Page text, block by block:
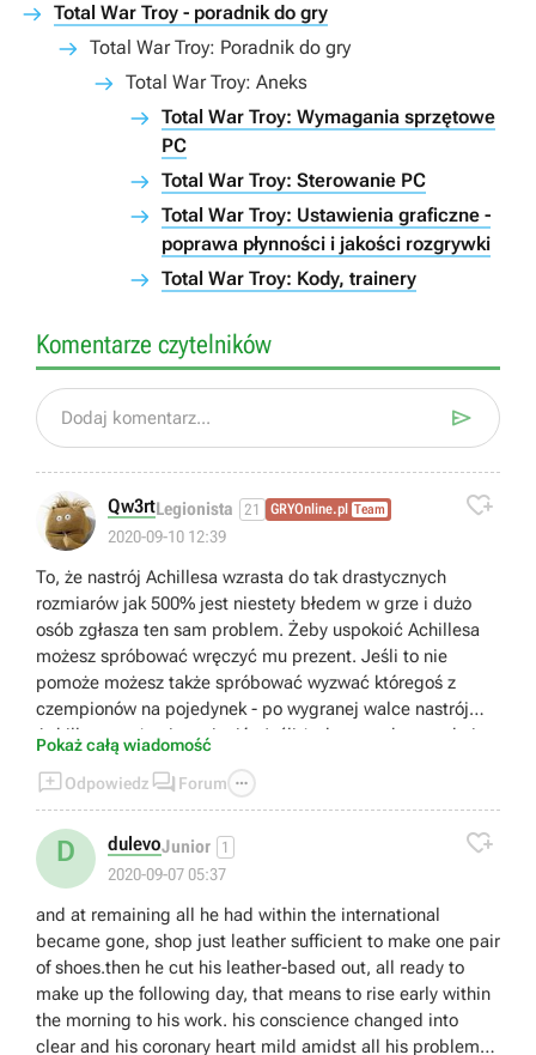
Total War Troy - poradnik do gry
Total War Troy: Poradnik do gry
Total War Troy: Aneks
Total War Troy: Wymagania sprzętowe
PC
Total War Troy: Sterowanie PC
Total War Troy: Ustawienia graficzne -
poprawa płynności i jakości rozgrywki
Total War Troy: Kody, trainery
Komentarze czytelników
Dodaj komentarz... 
Qw3rtLegionista 21 GRYOnline.pl Team
2020-09-10 12:39

To, że nastrój Achillesa wzrasta do tak drastycznych
rozmiarów jak 500% jest niestety błedem w grze i dużo
osób zgłasza ten sam problem. Żeby uspokoić Achillesa
możesz spróbować wręczyć mu prezent. Jeśli to nie
pomoże możesz także spróbować wyzwać któregoś z
czempionów na pojedynek - po wygranej walce nastrój
Achillesa może się zmienić. Jeśli żadna z tych metod nie
zadziała trzeba będzie poczekać na odpowiednią
aktualizację.
Pokaż całą wiadomość
Odpowiedz  Forum 
D dulevoJunior 1
2020-09-07 05:37

and at remaining all he had within the international
became gone, shop just leather sufficient to make one pair
of shoes.then he cut his leather-based out, all ready to
make up the following day, that means to rise early within
the morning to his work. his conscience changed into
clear and his coronary heart mild amidst all his problems;